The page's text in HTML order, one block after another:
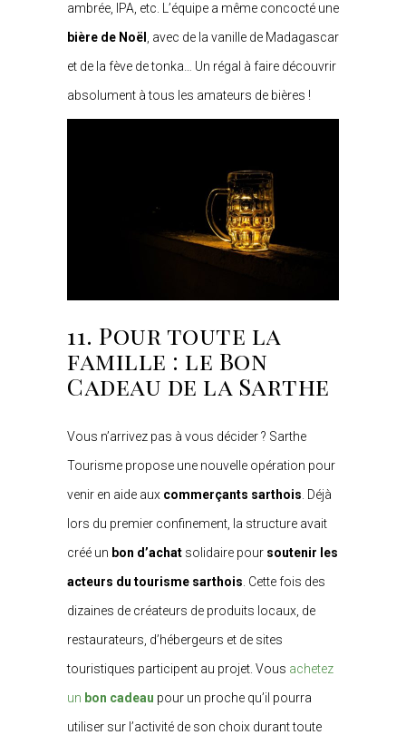
ambrée, IPA, etc. L’équipe a même concocté une
bière de Noël
, avec de la vanille de Madagascar
et de la fève de tonka… Un régal à faire découvrir
absolument à tous les amateurs de bières !
11. Pour toute la
famille : le Bon
Cadeau de la Sarthe
Vous n’arrivez pas à vous décider ? Sarthe
Tourisme propose une nouvelle opération pour
venir en aide aux commerçants sarthois . Déjà
lors du premier confinement, la structure avait
créé un bon d’achat solidaire pour soutenir les
acteurs du tourisme sarthois . Cette fois des
dizaines de créateurs de produits locaux, de
restaurateurs, d’hébergeurs et de sites
touristiques participent au projet. Vous achetez
un bon cadeau pour un proche qu’il pourra
utiliser sur l’activité de son choix durant toute